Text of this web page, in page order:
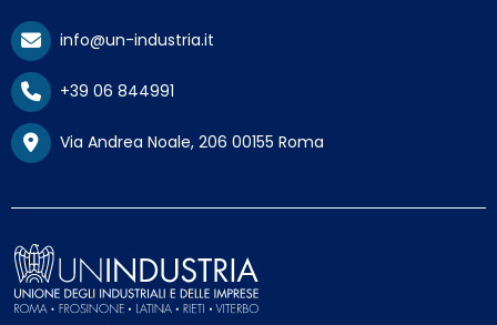
info@un-industria.it
+39 06 844991
Via Andrea Noale, 206 00155 Roma